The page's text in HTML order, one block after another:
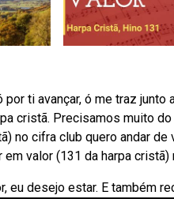
por ti avançar, ó me traz
cristã. Precisamos muito
no cifra club quero andar
em valor (131 da harpa
eu desejo estar. E também